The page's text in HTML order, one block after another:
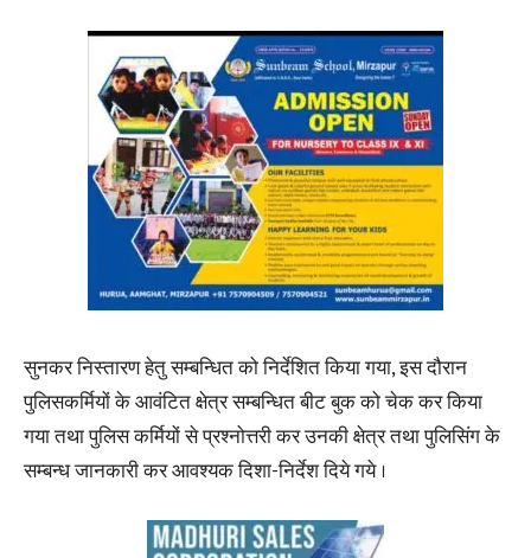
सुनकर निस्तारण हेतु सम्बन्धित को निर्देशित किया गया, इस दौरान
पुलिसकर्मियों के आवंटित क्षेत्र सम्बन्धित बीट बुक को चेक कर किया
गया तथा पुलिस कर्मियों से प्रश्नोत्तरी कर उनकी क्षेत्र तथा पुलिसिंग के
सम्बन्ध जानकारी कर आवश्यक दिशा-निर्देश दिये गये ।